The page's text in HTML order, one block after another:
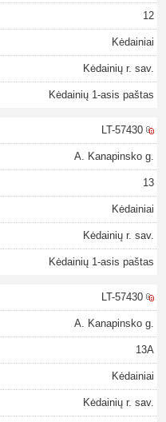
12
Kėdainiai
Kėdainių r. sav.
Kėdainių 1-asis paštas
LT-57430
A. Kanapinsko g.
13
Kėdainiai
Kėdainių r. sav.
Kėdainių 1-asis paštas
LT-57430
A. Kanapinsko g.
13A
Kėdainiai
Kėdainių r. sav.